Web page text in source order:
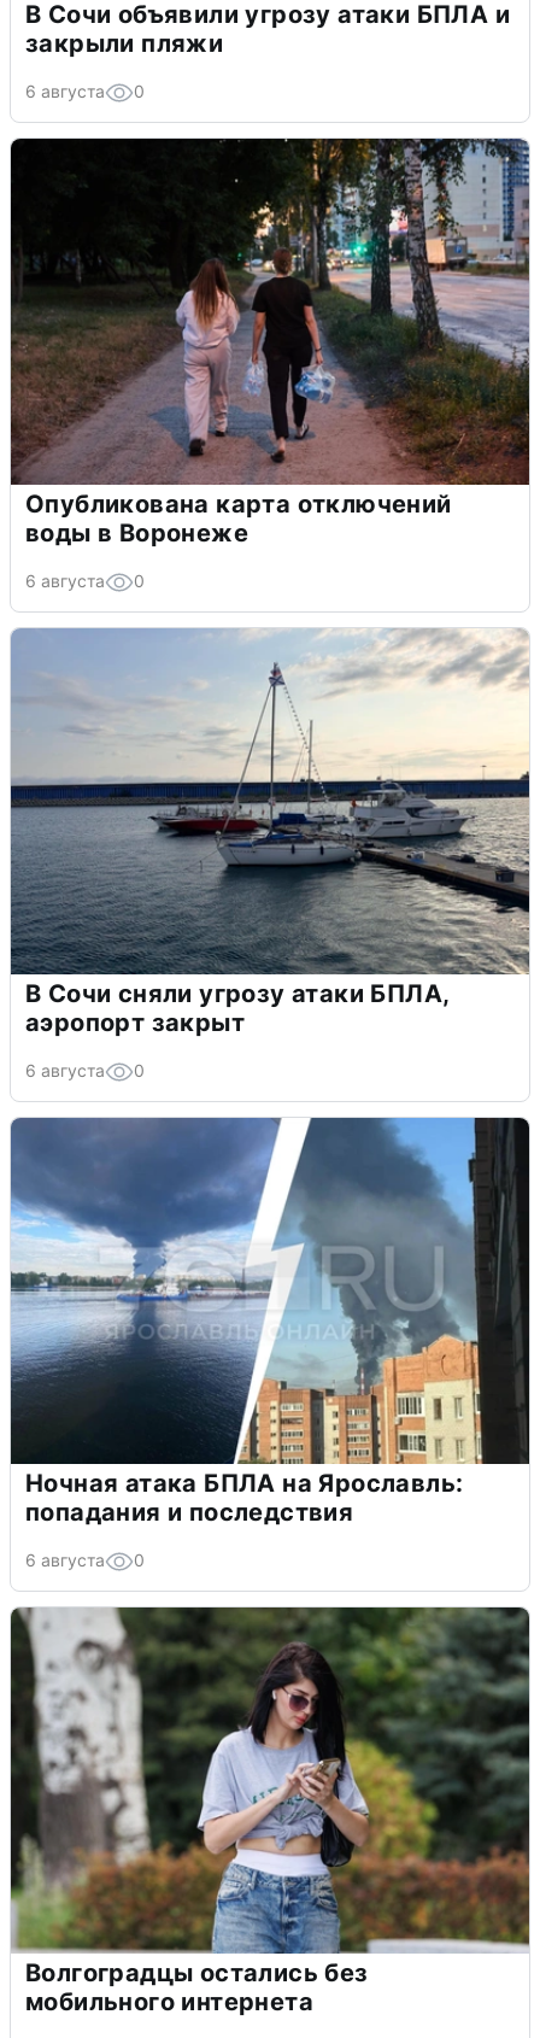
В Сочи объявили угрозу атаки БПЛА и
закрыли пляжи
6 августа 0
Опубликована карта отключений
воды в Воронеже
6 августа 0
В Сочи сняли угрозу атаки БПЛА,
аэропорт закрыт
6 августа 0
Ночная атака БПЛА на Ярославль:
попадания и последствия
6 августа 0
Волгоградцы остались без
мобильного интернета